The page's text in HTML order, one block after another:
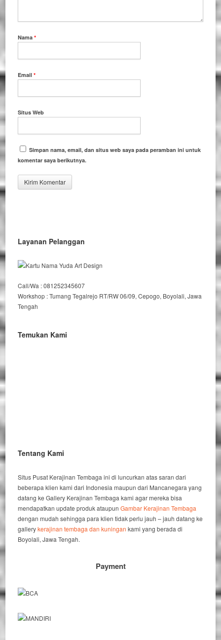
Nama*
Email*
Situs Web
Simpan nama, email, dan situs web saya pada peramban ini untuk
komentar saya berikutnya.
Layanan Pelanggan
Call/Wa : 081252345607
Workshop : Tumang Tegalrejo RT/RW 06/09, Cepogo, Boyolali, Jawa
Tengah
Temukan Kami
Tentang Kami
Situs Pusat Kerajinan Tembaga ini di luncurkan atas saran dari
beberapa klien kami dari Indonesia maupun dari Mancanegara yang
datang ke Gallery Kerajinan Tembaga kami agar mereka bisa
mendapatkan update produk ataupunGambar Kerajinan Tembaga
dengan mudah sehingga para klien tidak perlu jauh – jauh datang ke
gallerykerajinan tembaga dan kuningan kami yang berada di
Boyolali, Jawa Tengah.
Payment